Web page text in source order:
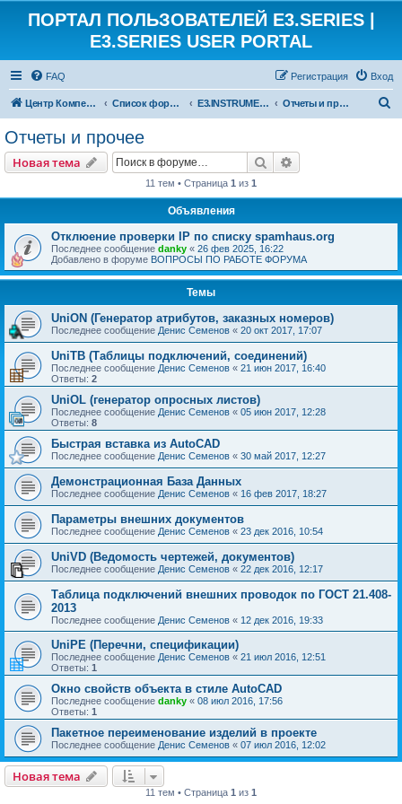
ПОРТАЛ ПОЛЬЗОВАТЕЛЕЙ E3.SERIES |
E3.SERIES USER PORTAL
FAQ Вход
Регистрация
Центр Компетенции ЕКУБ Список форумов E3.INSTRUMENTATION Отчеты и прочее
Отчеты и прочее
Новая тема Поиск
11 тем • Страница 1 из 1
Объявления
Отклюение проверки IP по списку spamhaus.org
Последнее сообщение danky « 26 фев 2025, 16:22
Добавлено в форуме ВОПРОСЫ ПО РАБОТЕ ФОРУМА
Темы
UniON (Генератор атрибутов, заказных номеров)
Последнее сообщение Денис Семенов « 20 окт 2017, 17:07
UniTB (Таблицы подключений, соединений)
Последнее сообщение Денис Семенов « 21 июн 2017, 16:40
Ответы: 2
UniOL (генератор опросных листов)
Последнее сообщение Денис Семенов « 05 июн 2017, 12:28
Ответы: 8
Быстрая вставка из AutoCAD
Последнее сообщение Денис Семенов « 30 май 2017, 12:27
Демонстрационная База Данных
Последнее сообщение Денис Семенов « 16 фев 2017, 18:27
Параметры внешних документов
Последнее сообщение Денис Семенов « 23 дек 2016, 10:54
UniVD (Ведомость чертежей, документов)
Последнее сообщение Денис Семенов « 22 дек 2016, 12:17
Таблица подключений внешних проводок по ГОСТ 21.408-
2013
Последнее сообщение Денис Семенов « 12 дек 2016, 19:33
UniPE (Перечни, спецификации)
Последнее сообщение Денис Семенов « 21 июл 2016, 12:51
Ответы: 1
Окно свойств объекта в стиле AutoCAD
Последнее сообщение danky « 08 июл 2016, 17:56
Ответы: 1
Пакетное переименование изделий в проекте
Последнее сообщение Денис Семенов « 07 июл 2016, 12:02
Новая тема
11 тем • Страница 1 из 1